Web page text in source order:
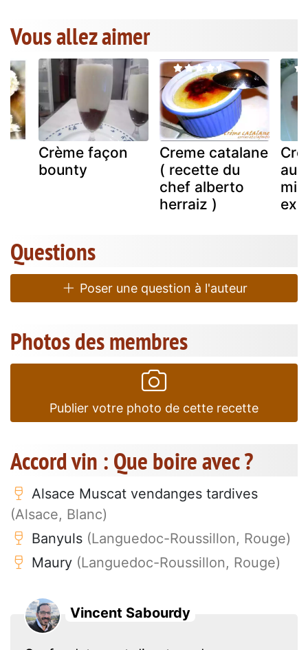
Vous allez aimer
Crème façon
bounty
Creme catalane
( recette du
chef alberto
herraiz )
au
Questions
Poser une question à l'auteur
Photos des membres
Publier votre photo de cette recette
Accord vin : Que boire avec ?
Alsace Muscat vendanges tardives
(Alsace, Blanc)
Banyuls (Languedoc-Roussillon, Rouge)
Maury (Languedoc-Roussillon, Rouge)
Vincent Sabourdy